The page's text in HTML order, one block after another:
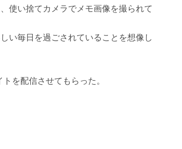
使い捨てカメラでメモ画像を撮られて
い毎日を過ごされていることを想像し
を配信させてもらった。